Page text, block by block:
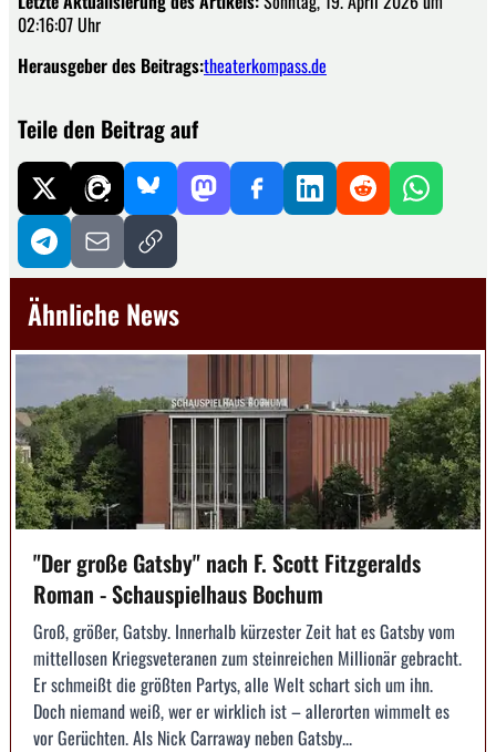
02:16:07 Uhr
Herausgeber des Beitrags:theaterkompass.de
Teile den Beitrag auf
Ähnliche News
"Der große Gatsby" nach F. Scott Fitzgeralds
Roman - Schauspielhaus Bochum
Groß, größer, Gatsby. Innerhalb kürzester Zeit hat es Gatsby vom
mittellosen Kriegsveteranen zum steinreichen Millionär gebracht.
Er schmeißt die größten Partys, alle Welt schart sich um ihn.
Doch niemand weiß, wer er wirklich ist – allerorten wimmelt es
vor Gerüchten. Als Nick Carraway neben Gatsby...